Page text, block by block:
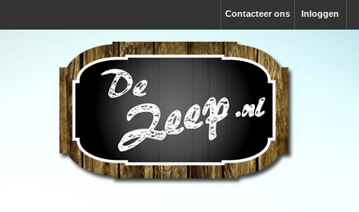
Inloggen
Contacteer ons